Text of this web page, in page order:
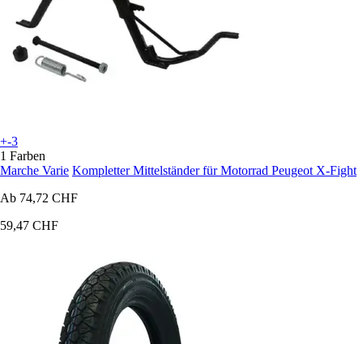
+-3
1 Farben
Marche Varie Kompletter Mittelständer für Motorrad Peugeot X-Fight
Ab 74,72 CHF
59,47 CHF